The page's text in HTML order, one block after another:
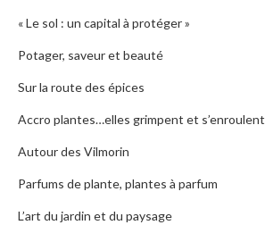
« Le sol : un capital à protéger »
Potager, saveur et beauté
Sur la route des épices
Accro plantes…elles grimpent et s’enroulent
Autour des Vilmorin
Parfums de plante, plantes à parfum
L’art du jardin et du paysage